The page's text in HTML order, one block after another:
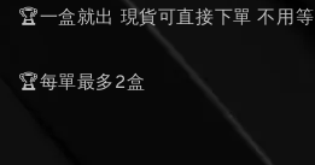
🏆一盒就出 現貨可直接下單 不用等
🏆每單最多2盒